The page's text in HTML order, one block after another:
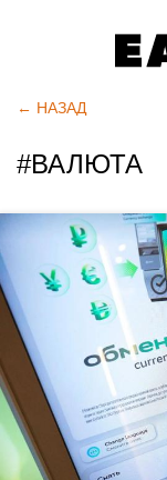
← НАЗАД
#ВАЛЮТА